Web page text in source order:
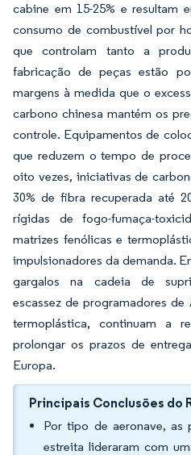
cabine em 15-25% e resultam
consumo de combustível por
que controlam tanto a
fabricação de peças estão
margens à medida que o
carbono chinesa mantém os
controle. Equipamentos de
que reduzem o tempo de
oito vezes, iniciativas de
30% de fibra recuperada até
rígidas de fogo-fumaça-
matrizes fenólicas e
impulsionadores da demanda.
gargalos na cadeia de
escassez de programadores
termoplástica, continuam a
prolongar os prazos de
Europa.
Principais Conclusões do
Por tipo de aeronave, as
estreita lideraram com